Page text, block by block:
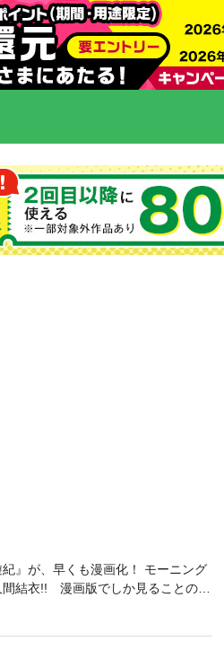
』が、早くも漫画化！ モーニング
結衣!! 漫画版でしか見ることので